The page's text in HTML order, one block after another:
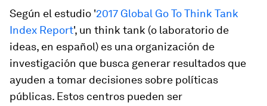
Según el estudio '2017 Global Go To Think Tank
Index Report', un think tank (o laboratorio de
ideas, en español) es una organización de
investigación que busca generar resultados que
ayuden a tomar decisiones sobre políticas
públicas. Estos centros pueden ser